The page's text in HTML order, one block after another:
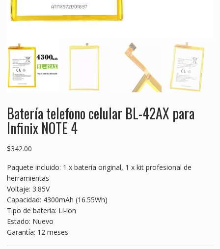
Batería telefono celular BL-42AX para
Infinix NOTE 4
$342.00
Paquete incluido: 1 x batería original, 1 x kit profesional de
herramientas
Voltaje: 3.85V
Capacidad: 4300mAh (16.55Wh)
Tipo de batería: Li-ion
Estado: Nuevo
Garantía: 12 meses